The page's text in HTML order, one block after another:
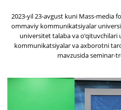
2023-yil 23-avgust kuni Mass-media
ommaviy kommunikatsiyalar
universitet talaba va o‘qituvchilari
kommunikatsiyalar va axborotni
mavzusida seminar-